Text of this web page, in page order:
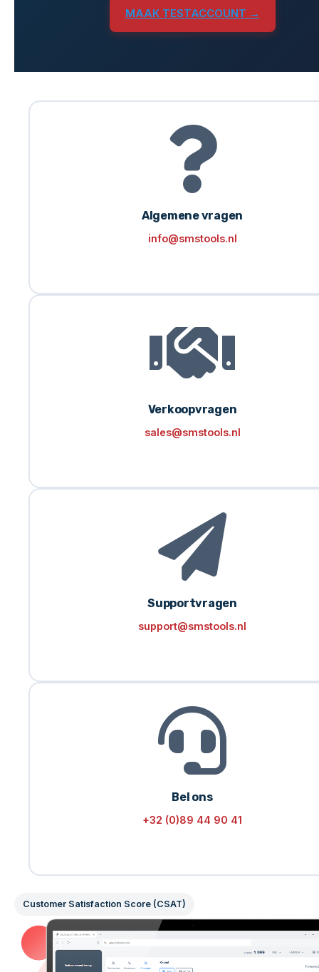
MAAK TESTACCOUNT →
Algemene vragen
info@smstools.nl
Verkoopvragen
sales@smstools.nl
Supportvragen
support@smstools.nl
Bel ons
+32 (0)89 44 90 41
Customer Satisfaction Score (CSAT)